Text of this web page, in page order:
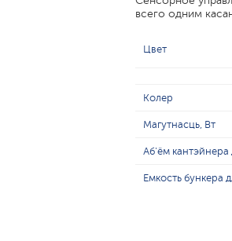
всего одним
Цвет
Колер
Магутнасць, Вт
Аб'ём кантэйнера
Емкость бункера